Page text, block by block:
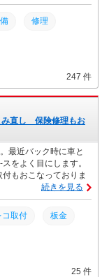
修理
247 件
直し 保険修理もお
最近バック時に車と
をよく目にします。
もおこなっておりま
続きを見る
コ取付 板金
25 件